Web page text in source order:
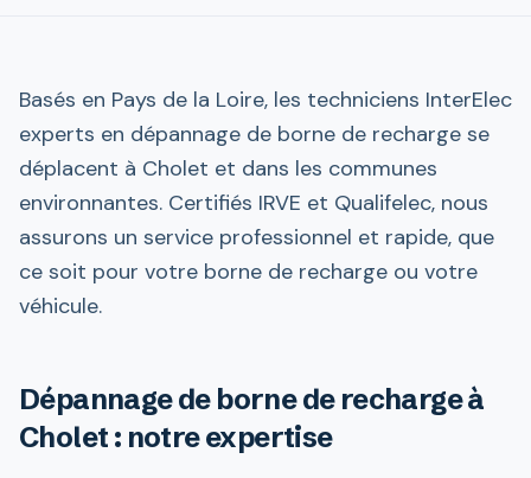
Basés en Pays de la Loire, les techniciens InterElec
experts en dépannage de borne de recharge se
déplacent à Cholet et dans les communes
environnantes. Certifiés IRVE et Qualifelec, nous
assurons un service professionnel et rapide, que
ce soit pour votre borne de recharge ou votre
véhicule.
Dépannage de borne de recharge à
Cholet : notre expertise